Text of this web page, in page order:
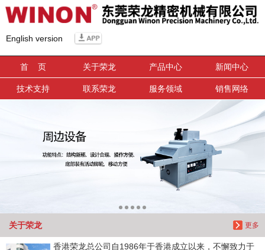
English version
首 页 关于荣龙 产品中心 新闻中心
技术支持 联系荣龙 服务领域 销售网络
更多
关于荣龙
香港荣龙总公司自1986年于香港成立以来，不懈致力于
信息搜索
搜索